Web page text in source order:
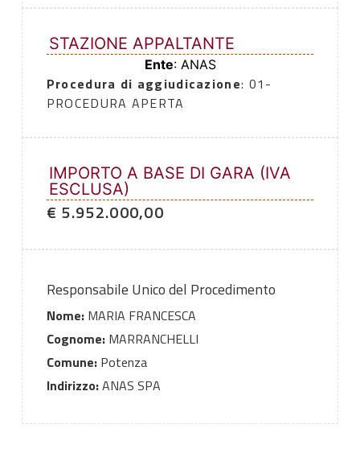
STAZIONE APPALTANTE
Ente: ANAS
Procedura di aggiudicazione: 01-
PROCEDURA APERTA
IMPORTO A BASE DI GARA (IVA
ESCLUSA)
€ 5.952.000,00
Responsabile Unico del Procedimento
Nome:MARIA FRANCESCA
Cognome:MARRANCHELLI
Comune:Potenza
Indirizzo:ANAS SPA